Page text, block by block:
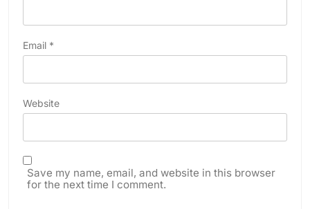
Email *
Website
Save my name, email, and website in this browser
for the next time I comment.